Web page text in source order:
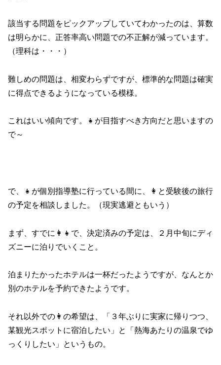
該当する問題をピックアップしていてわかったのは、算数
は明らかに、正答率高い問題での不正解が減っています。
（理科は・・・）
難しめの問題は、相変わらずですが、標準的な問題は確実
に得点できるようになっている模様。
これはいい傾向です。👧が目指すべき方向だと思いますの
で～
で、👧が個別指導塾に行っている間に、👩と受験後の旅行
の予定を相談しました。（現実逃避ともいう）
まず、すでに👩👧で、決定済みの予定は、２月中旬にディ
ズニーに泊りでいくこと。
泊まりたかったホテルは一杯だったようですが、なんとか
別のホテルを予約できたようです。
それ以外での👩の希望は、「３年ぶりに実家に帰りつつ、
某観光スポットに宿泊したい」と「熱海あたりの温泉でゆ
っくりしたい」というもの。